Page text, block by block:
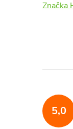
Značka
5,0